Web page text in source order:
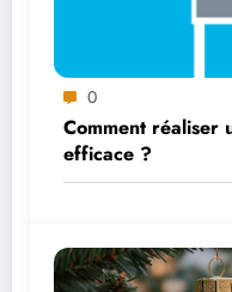
0
Comment réaliser
efficace ?